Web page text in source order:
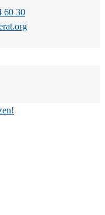
60 30